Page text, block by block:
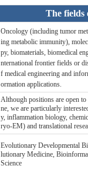
The fields
Oncology (including tumor
ing metabolic immunity),
py, biomaterials, biomedical
nternational frontier fields or
f medical engineering and
ormation applications.
Although positions are open
ne, we are particularly
y, inflammation biology,
ryo-EM) and translational
Evolutionary Developmental
lutionary Medicine,
Science